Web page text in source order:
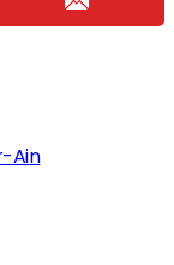
Ain